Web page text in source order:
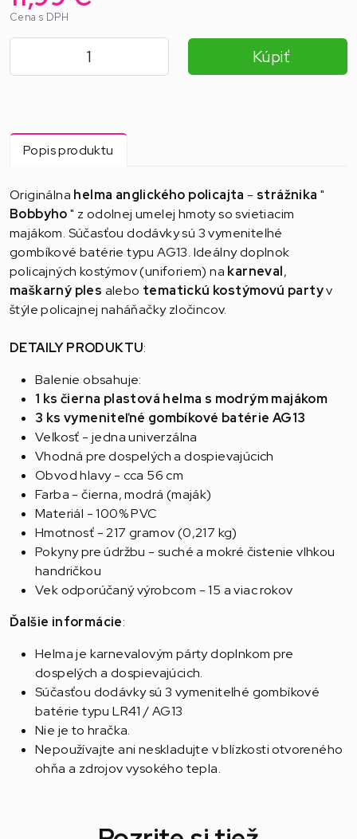
Cena s DPH
Kúpiť
Popis produktu
Originálna helma anglického policajta - strážnika "
Bobbyho" z odolnej umelej hmoty so svietiacim
majákom. Súčasťou dodávky sú 3 vymeniteľné
gombíkové batérie typu AG13. Ideálny doplnok
policajných kostýmov (uniforiem) na karneval,
maškarný ples alebo tematickú kostýmovú partyv
štýle policajnej naháňačky zločincov.
DETAILY PRODUKTU:
Balenie obsahuje:
1 ks čierna plastová helma s modrým majákom
3 ks vymeniteľné gombíkové batérie AG13
Veľkosť - jedna univerzálna
Vhodná pre dospelých a dospievajúcich
Obvod hlavy - cca 56 cm
Farba - čierna, modrá (maják)
Materiál - 100% PVC
Hmotnosť - 217 gramov (0,217 kg)
Pokyny pre údržbu - suché a mokré čistenie vlhkou
handričkou
Vek odporúčaný výrobcom - 15 a viac rokov
Ďalšie informácie:
Helma je karnevalovým párty doplnkom pre
dospelých a dospievajúcich.
Súčasťou dodávky sú 3 vymeniteľné gombíkové
batérie typu LR41 / AG13
Nie je to hračka.
Nepoužívajte ani neskladujte v blízkosti otvoreného
ohňa a zdrojov vysokého tepla.